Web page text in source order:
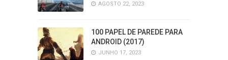
AGOSTO 22, 2023
100 PAPEL DE PAREDE PARA
ANDROID (2017)
JUNHO 17, 2023